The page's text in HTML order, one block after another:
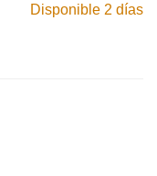
Disponible 2 días